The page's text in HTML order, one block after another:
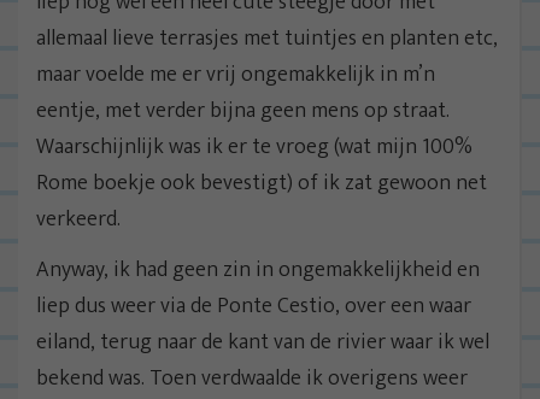
allemaal lieve terrasjes met tuintjes en planten etc,
maar voelde me er vrij ongemakkelijk in m’n
eentje, met verder bijna geen mens op straat.
Waarschijnlijk was ik er te vroeg (wat mijn 100%
Rome boekje ook bevestigt) of ik zat gewoon net
verkeerd.
Anyway, ik had geen zin in ongemakkelijkheid en
liep dus weer via de Ponte Cestio, over een waar
eiland, terug naar de kant van de rivier waar ik wel
bekend was. Toen verdwaalde ik overigens weer